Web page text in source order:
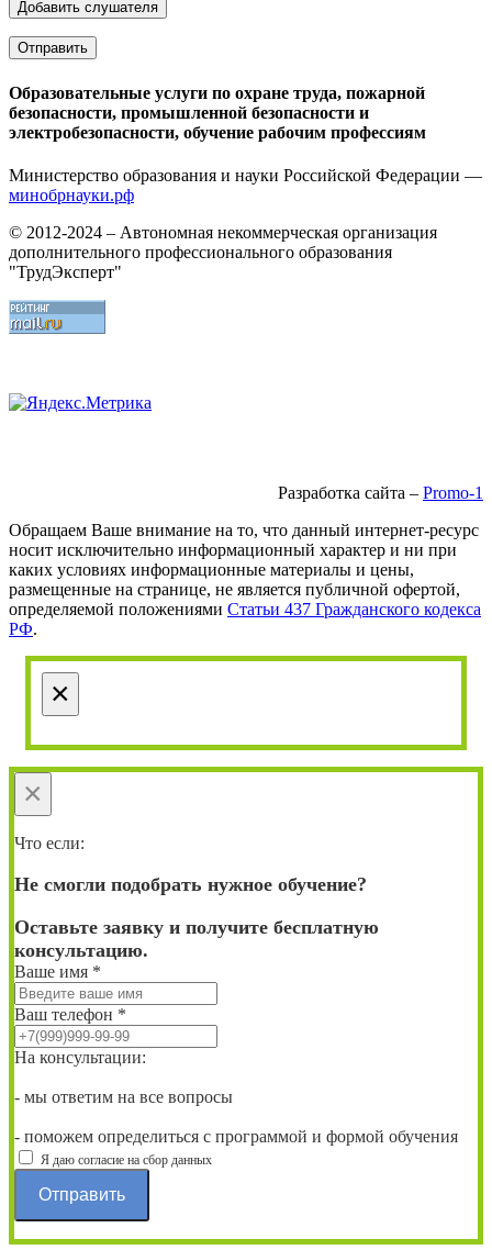
Отправить
Образовательные услуги по охране труда, пожарной
безопасности, промышленной безопасности и
электробезопасности, обучение рабочим профессиям
Министерство образования и науки Российской Федерации —
минобрнауки.рф
© 2012-2024 – Автономная некоммерческая организация
дополнительного профессионального образования
"ТрудЭксперт"
Разработка сайта – Promo-1
Обращаем Ваше внимание на то, что данный интернет-ресурс
носит исключительно информационный характер и ни при
каких условиях информационные материалы и цены,
размещенные на странице, не является публичной офертой,
определяемой положениями Статьи 437 Гражданского кодекса
РФ.
×
×
Что если:
Не смогли подобрать нужное обучение?
Оставьте заявку и получите бесплатную
консультацию.
Ваше имя *
Ваш телефон *
На консультации:
- мы ответим на все вопросы
- поможем определиться с программой и формой обучения
Я даю согласие на сбор данных
Отправить